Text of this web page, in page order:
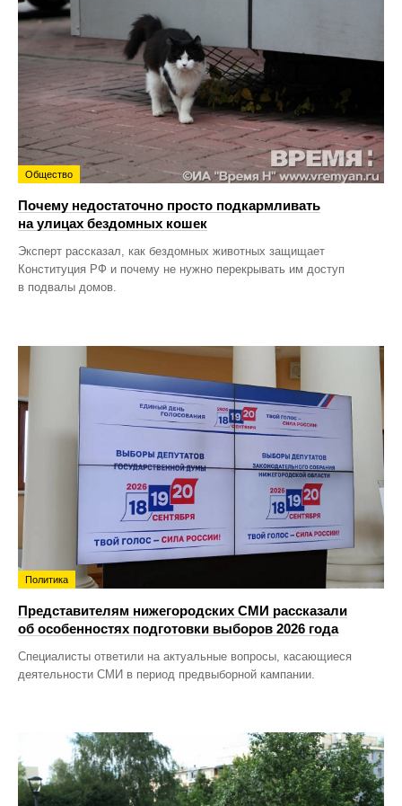
Общество
Почему недостаточно просто подкармливать
на улицах бездомных кошек
Эксперт рассказал, как бездомных животных защищает
Конституция РФ и почему не нужно перекрывать им доступ
в подвалы домов.
Политика
Представителям нижегородских СМИ рассказали
об особенностях подготовки выборов 2026 года
Специалисты ответили на актуальные вопросы, касающиеся
деятельности СМИ в период предвыборной кампании.